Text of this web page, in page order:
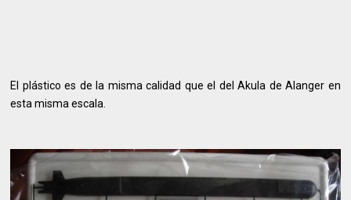
El plástico es de la misma calidad que el del Akula de Alanger en
esta misma escala.